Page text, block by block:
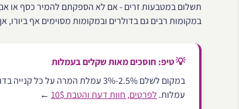
תשלום במטבעות זרים - אם לא הספקתם להמיר כסף או
במקומות רבים גם בדולרים ובמקומות מסוימים אף ביורו,
💡 טיפ: חוסכים מאות שקלים בעמלות
במקום לשלם 2.5%-3% עמלת המרה על כל קנייה בדובאי,
עמלות. לפרטים, חוות דעת והטבת 10$ ←